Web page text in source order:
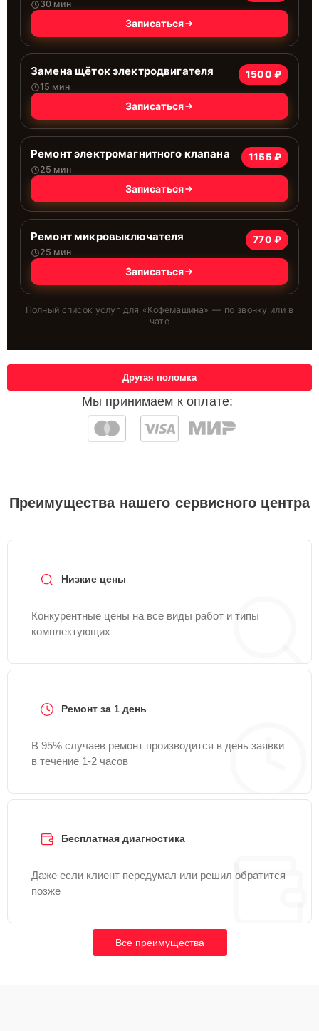
30 мин
Записаться
Замена щёток электродвигателя
15 мин
1500 ₽
Записаться
Ремонт электромагнитного клапана
25 мин
1155 ₽
Записаться
Ремонт микровыключателя
25 мин
770 ₽
Записаться
Полный список услуг для «Кофемашина» — по звонку или в
чате
Мы принимаем к оплате:
Другая поломка
Преимущества нашего сервисного центра
Низкие цены
Конкурентные цены на все виды работ и типы
комплектующих
Ремонт за 1 день
В 95% случаев ремонт производится в день заявки
в течение 1-2 часов
Бесплатная диагностика
Даже если клиент передумал или решил обратится
позже
Все преимущества